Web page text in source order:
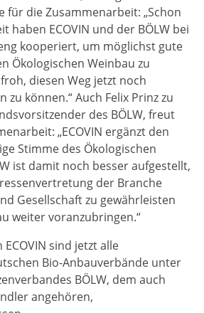
für die Zusammenarbeit: „Schon
haben ECOVIN und der BÖLW bei
kooperiert, um möglichst gute
Ökologischen Weinbau zu
diesen Weg jetzt noch
zu können.“ Auch Felix Prinz zu
des BÖLW, freut
„ECOVIN ergänzt den
Stimme des Ökologischen
ist damit noch besser aufgestellt,
der Branche
Gesellschaft zu gewährleisten
weiter voranzubringen.“
sind jetzt alle
Bio-Anbauverbände unter
BÖLW, dem auch
angehören,